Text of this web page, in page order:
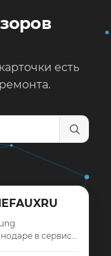
есть
в сервисе